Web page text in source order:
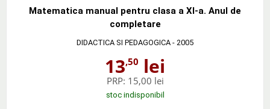
Matematica manual pentru clasa a XI-a. Anul de
completare
DIDACTICA SI PEDAGOGICA - 2005
13,50 lei
PRP: 15,00 lei
stoc indisponibil